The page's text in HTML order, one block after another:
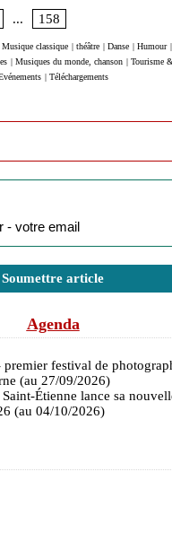
... 158
Musique classique | théâtre | Danse | Humour |
| Musiques du monde, chanson | Tourisme
| Téléchargements
Soumettre article
Agenda
premier festival de
(au 27/09/2026)
Étienne lance sa
(au 04/10/2026)